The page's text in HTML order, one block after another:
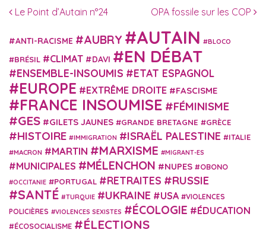
Navigation des articles
Le Point d’Autain n°24 OPA fossile sur les COP
ANTI-RACISME AUBRY AUTAIN BLOCO
BRÉSIL CLIMAT DAVI EN DÉBAT
ENSEMBLE-INSOUMIS ETAT ESPAGNOL
EUROPE EXTRÊME DROITE FASCISME
FRANCE INSOUMISE FÉMINISME
GES GILETS JAUNES GRANDE BRETAGNE GRÈCE
HISTOIRE IMMIGRATION ISRAËL PALESTINE ITALIE
MACRON MARTIN MARXISME MIGRANT-ES
MUNICIPALES MÉLENCHON NUPES OBONO
OCCITANIE PORTUGAL RETRAITES RUSSIE
SANTÉ TURQUIE UKRAINE USA
VIOLENCES
POLICIÈRES
VIOLENCES SEXISTES ÉCOLOGIE ÉDUCATION
ÉCOSOCIALISME ÉLECTIONS